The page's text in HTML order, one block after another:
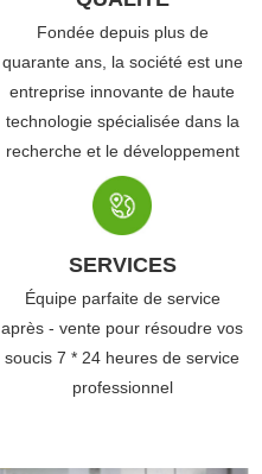
Fondée depuis plus de
quarante ans, la société est une
entreprise innovante de haute
technologie spécialisée dans la
recherche et le développement
SERVICES
Équipe parfaite de service
après - vente pour résoudre vos
soucis 7 * 24 heures de service
professionnel